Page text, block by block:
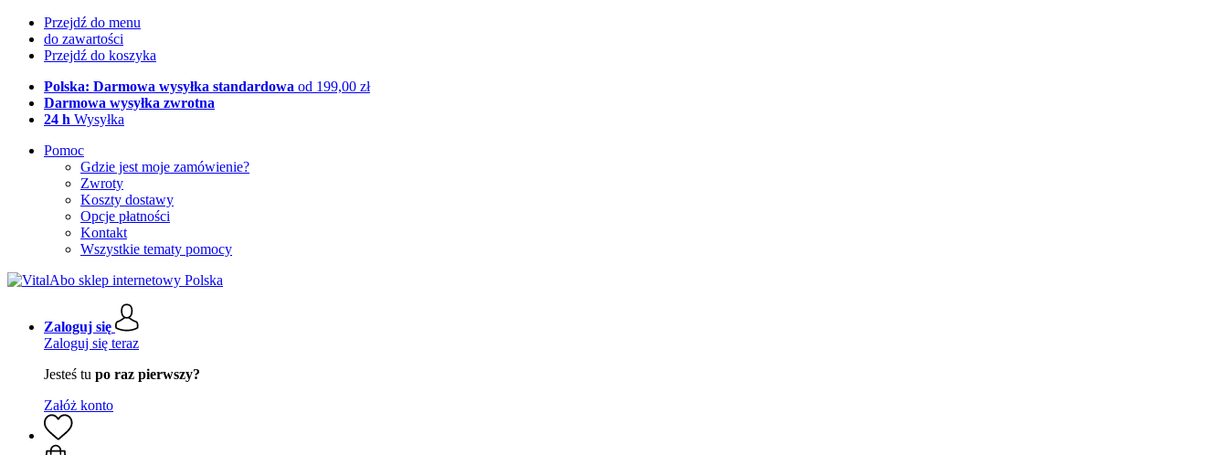
Przejdź do menu
do zawartości
Przejdź do koszyka
Polska: Darmowa wysyłka standardowa od 199,00 zł
Darmowa wysyłka zwrotna
24 h Wysyłka
Pomoc
Gdzie jest moje zamówienie?
Zwroty
Koszty dostawy
Opcje płatności
Kontakt
Wszystkie tematy pomocy
Zaloguj się
Zaloguj się teraz
Jesteś tu po raz pierwszy?
Załóż konto